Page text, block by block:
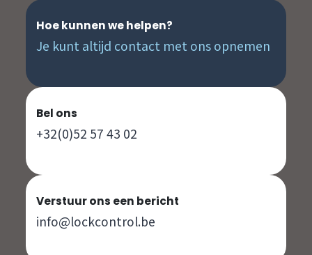
Hoe kunnen we helpen?
Je kunt altijd contact met ons opnemen
Bel ons
+32(0)52 57 43 02
Verstuur ons een bericht
info@lockcontrol.be